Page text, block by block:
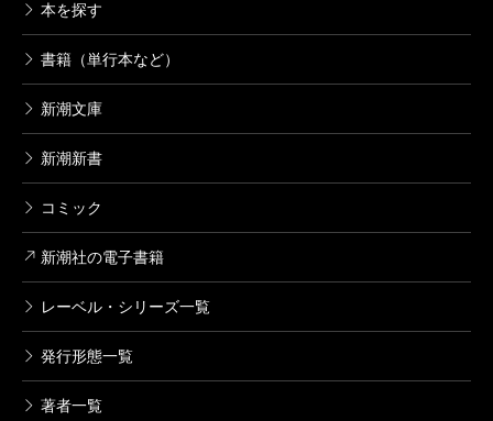
本を探す
書籍（単行本など）
新潮文庫
新潮新書
コミック
新潮社の電子書籍
レーベル・シリーズ一覧
発行形態一覧
著者一覧